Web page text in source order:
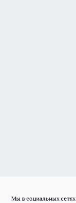
Мы в социальных сетях